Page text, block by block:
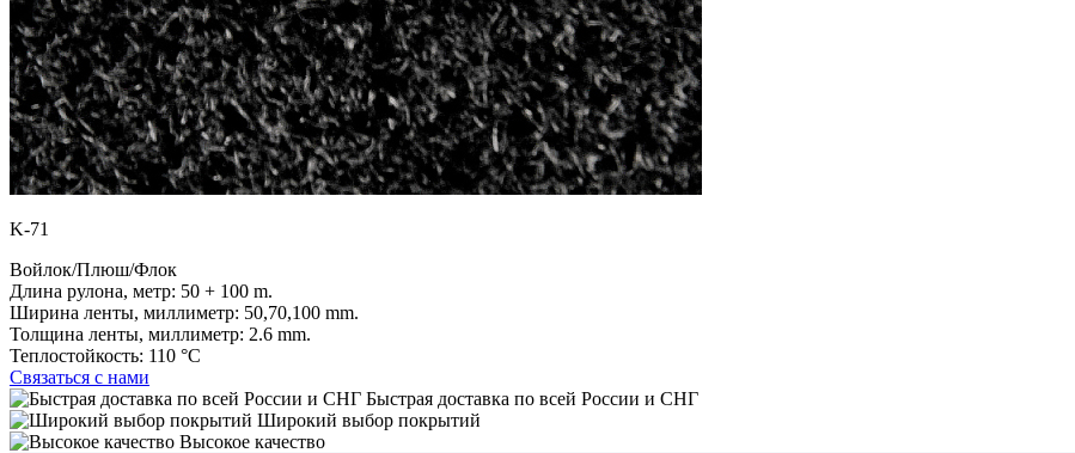
K-71
Войлок/Плюш/Флок
Длина рулона, метр: 50 + 100 m.
Ширина ленты, миллиметр: 50,70,100 mm.
Толщина ленты, миллиметр: 2.6 mm.
Теплостойкость: 110 °C
Связаться с нами
Быстрая доставка по всей России и СНГ
Широкий выбор покрытий
Высокое качество